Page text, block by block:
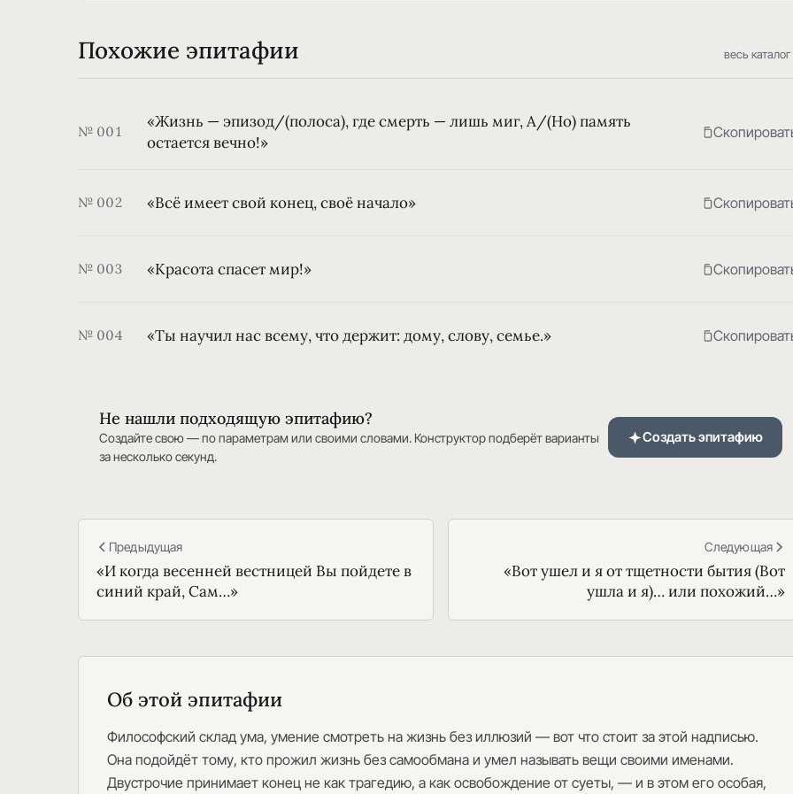
Похожие эпитафии весь
№ 001
«Жизнь — эпизод/(полоса), где смерть — лишь миг, А/(Но) память
остается вечно!»
№ 002 «Всё имеет свой конец, своё начало»
№ 003 «Красота спасет мир!»
№ 004 «Ты научил нас всему, что держит: дому, слову, семье.»
Не нашли подходящую эпитафию?
Создайте свою — по параметрам или своими словами. Конструктор подберёт варианты
за несколько секунд.
Создать эпитафию
Предыдущая
«И когда весенней вестницей Вы пойдете в
синий край, Сам…»
Следующая
«Вот ушел и я от тщетности бытия (Вот
ушла и я)… или похожий…»
Об этой эпитафии
Философский склад ума, умение смотреть на жизнь без иллюзий — вот что стоит за этой надписью.
Она подойдёт тому, кто прожил жизнь без самообмана и умел называть вещи своими именами.
Двустрочие принимает конец не как трагедию, а как освобождение от суеты, — и в этом его особая,